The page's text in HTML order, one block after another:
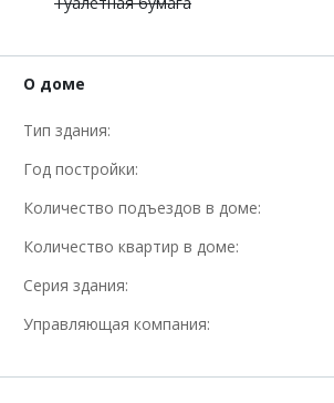
О доме
Тип здания:
Год постройки:
Количество подъездов в доме:
Количество квартир в доме:
Серия здания:
Управляющая компания: